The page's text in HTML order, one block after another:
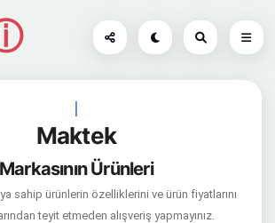
|
Maktek
Markasının Ürünleri
sahip ürünlerin özelliklerini ve ürün fiyatlarını
teyit etmeden alışveriş yapmayınız.